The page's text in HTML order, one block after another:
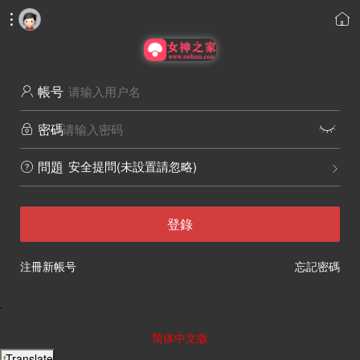
 
 帳号
 密碼 
 問題 
安全提問(未設置請忽略)
登錄
忘記密碼
注冊新帳号
'
简体中文版